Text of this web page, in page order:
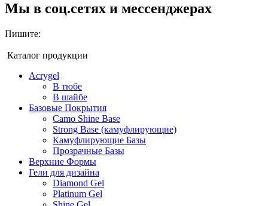
Мы в соц.сетях и мессенджерах
Пишите:
Каталог продукции
Acrygel
В тюбе
В шайбе
Базовые Покрытия
Camo Shine Base
Strong Base (камуфлирующие)
Камуфлирующие Базы
Прозрачные Базы
Верхние Формы
Гели для дизайна
Diamond Gel
Platinum Gel